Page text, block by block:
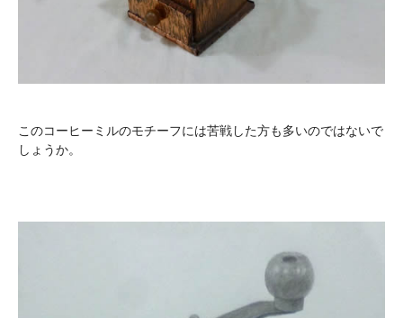
このコーヒーミルのモチーフには苦戦した方も多いのではないで
しょうか。